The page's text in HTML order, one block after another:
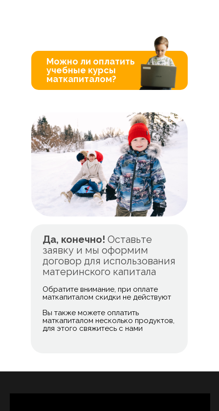
Можно ли оплатить
учебные курсы
маткапиталом?
Да, конечно! Оставьте
заявку и мы оформим
договор для использования
материнского капитала
Обратите внимание, при оплате
маткапиталом скидки не действуют
Вы также можете оплатить
маткапиталом несколько продуктов,
для этого свяжитесь с нами